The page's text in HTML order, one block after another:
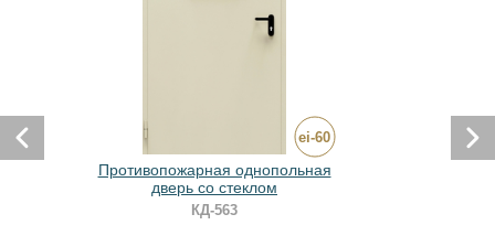
Противопожарная однопольная
дверь со стеклом
КД-563